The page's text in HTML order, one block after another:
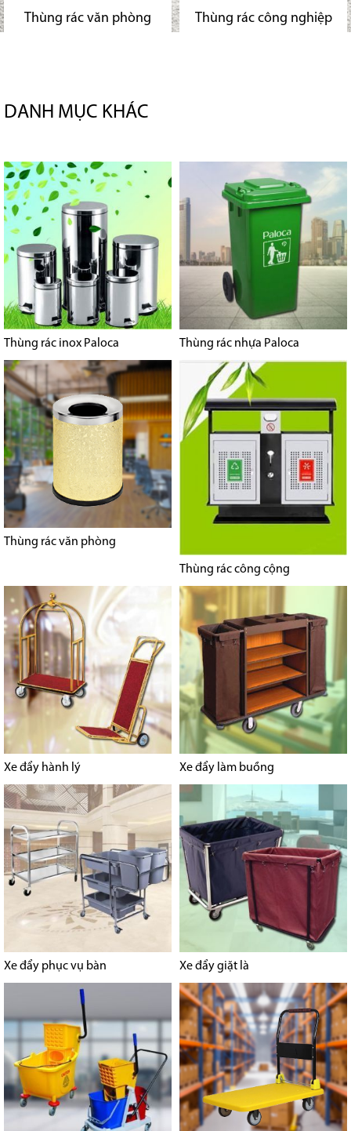
Thùng rác văn phòng Thùng rác công nghiệp
DANH MỤC KHÁC
Thùng rác inox Paloca Thùng rác nhựa Paloca
Thùng rác văn phòng
Thùng rác công cộng
Xe đẩy hành lý Xe đẩy làm buồng
Xe đẩy phục vụ bàn Xe đẩy giặt là